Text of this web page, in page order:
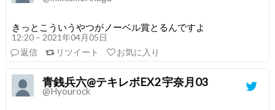
きっとこういうやつがノーベル賞とるんですよ
12:20 – 2021年04月05日
返信
リツイート お気に入り
青銭兵六@テキレボEX2 宇奈月03
@Hyourock